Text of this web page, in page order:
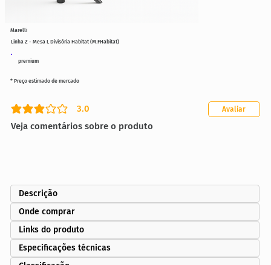
premium
Linha Z - Mesa L Divisória Habitat (M.FHabitat)
3.0
classificação média é 3 de 5
Veja comentários sobre o produto
Avaliar
* Preço estimado de mercado
Marelli
Descrição
Onde comprar
Links do produto
Especificações técnicas